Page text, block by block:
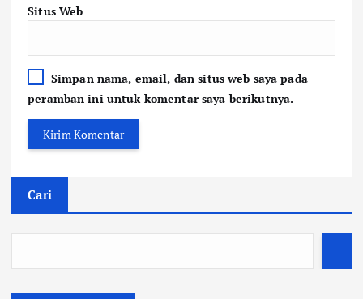
Situs Web
Simpan nama, email, dan situs web saya pada
peramban ini untuk komentar saya berikutnya.
Cari